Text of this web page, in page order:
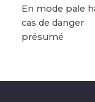
En mode pale
cas de danger
présumé